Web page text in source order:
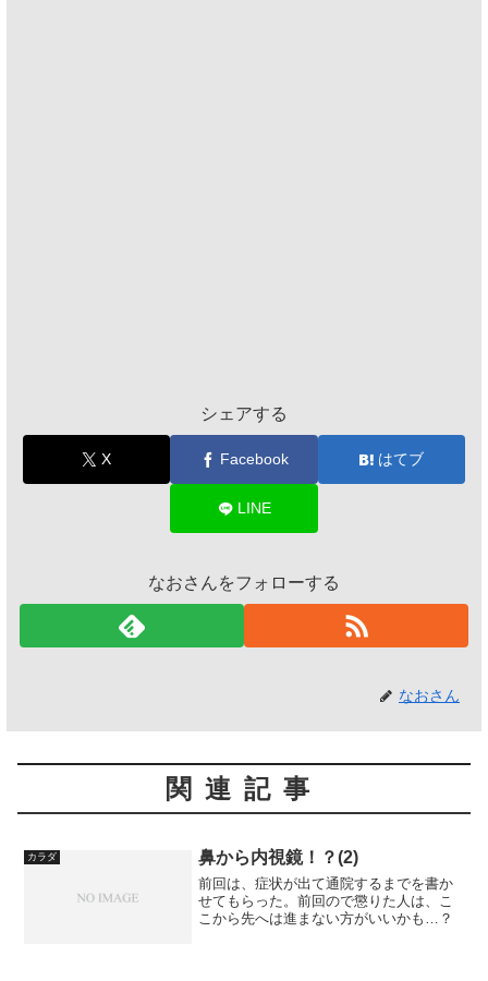
シェアする
X Facebook はてブ
LINE
なおさんをフォローする
なおさん
関連記事
カラダ 鼻から内視鏡！？(2)
前回は、症状が出て通院するまでを書か
せてもらった。前回ので懲りた人は、こ
こから先へは進まない方がいいかも…？